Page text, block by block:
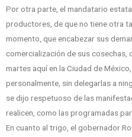
Por otra parte, el mandatario
productores, de que no tiene otra
momento, que encabezar sus
comercialización de sus cosechas,
martes aquí en la Ciudad de
personalmente, sin delegarlas a
se dijo respetuoso de las
realicen, como las programadas
En cuanto al trigo, el gobernador